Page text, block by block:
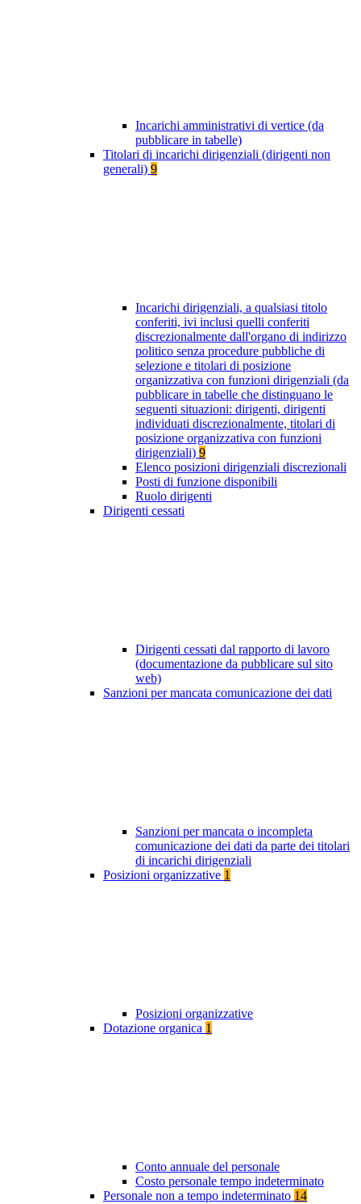
Incarichi amministrativi di vertice (da
pubblicare in tabelle)
Titolari di incarichi dirigenziali (dirigenti non
generali) 9
Incarichi dirigenziali, a qualsiasi titolo
conferiti, ivi inclusi quelli conferiti
discrezionalmente dall'organo di indirizzo
politico senza procedure pubbliche di
selezione e titolari di posizione
organizzativa con funzioni dirigenziali (da
pubblicare in tabelle che distinguano le
seguenti situazioni: dirigenti, dirigenti
individuati discrezionalmente, titolari di
posizione organizzativa con funzioni
dirigenziali) 9
Elenco posizioni dirigenziali discrezionali
Posti di funzione disponibili
Ruolo dirigenti
Dirigenti cessati
Dirigenti cessati dal rapporto di lavoro
(documentazione da pubblicare sul sito
web)
Sanzioni per mancata comunicazione dei dati
Sanzioni per mancata o incompleta
comunicazione dei dati da parte dei titolari
di incarichi dirigenziali
Posizioni organizzative 1
Posizioni organizzative
Dotazione organica 1
Conto annuale del personale
Costo personale tempo indeterminato
Personale non a tempo indeterminato 14